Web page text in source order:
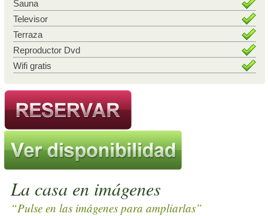
Sauna
Televisor
Terraza
Reproductor Dvd
Wifi gratis
La casa en imágenes
“Pulse en las imágenes para ampliarlas”